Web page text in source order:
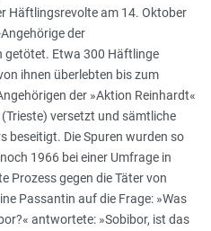
Häftlingsrevolte am 14. Oktober
der
getötet. Etwa 300 Häftlinge
ihnen überlebten bis zum
der »Aktion Reinhardt«
versetzt und sämtliche
beseitigt. Die Spuren wurden so
1966 bei einer Umfrage in
Prozess gegen die Täter von
Passantin auf die Frage: »Was
antwortete: »Sobibor, ist das